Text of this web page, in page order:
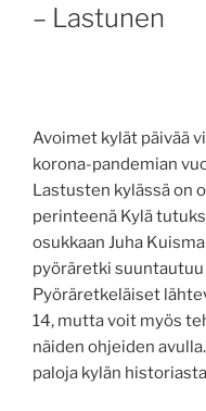
– Lastunen
Avoimet kylät päivää
korona-pandemian
Lastusten kylässä on
perinteenä Kylä
osukkaan Juha
pyöräretki
Pyöräretkeläiset
14, mutta voit myös
näiden ohjeiden
paloja kylän